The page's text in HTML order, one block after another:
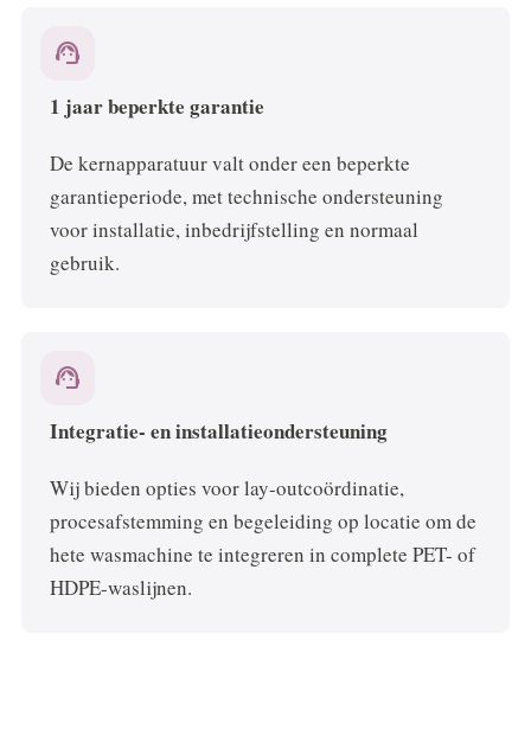
support_agent
1 jaar beperkte garantie
De kernapparatuur valt onder een beperkte
garantieperiode, met technische ondersteuning
voor installatie, inbedrijfstelling en normaal
gebruik.
support_agent
Integratie- en installatieondersteuning
Wij bieden opties voor lay-outcoördinatie,
procesafstemming en begeleiding op locatie om de
hete wasmachine te integreren in complete PET- of
HDPE-waslijnen.